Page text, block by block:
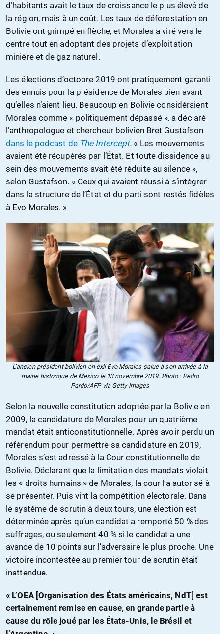
d’habitants avait le taux de croissance le plus élevé de
la région, mais à un coût. Les taux de déforestation en
Bolivie ont grimpé en flèche, et Morales a viré vers le
centre tout en adoptant des projets d’exploitation
minière et de gaz naturel.
Les élections d’octobre 2019 ont pratiquement garanti
des ennuis pour la présidence de Morales bien avant
qu’elles n’aient lieu. Beaucoup en Bolivie considéraient
Morales comme « politiquement dépassé », a déclaré
l’anthropologue et chercheur bolivien Bret Gustafson
dans le podcast de The Intercept. « Les mouvements
avaient été récupérés par l’État. Et toute dissidence au
sein des mouvements avait été réduite au silence »,
selon Gustafson. « Ceux qui avaient réussi à s’intégrer
dans la structure de l’État et du parti sont restés fidèles
à Evo Morales. »
L’ancien président bolivien en exil Evo Morales salue à son arrivée à la
mairie historique de Mexico le 13 novembre 2019. Photo : Pedro
Pardo/AFP via Getty Images
Selon la nouvelle constitution adoptée par la Bolivie en
2009, la candidature de Morales pour un quatrième
mandat était anticonstitutionnelle. Après avoir perdu un
référendum pour permettre sa candidature en 2019,
Morales s’est adressé à la Cour constitutionnelle de
Bolivie. Déclarant que la limitation des mandats violait
les « droits humains » de Morales, la cour l’a autorisé à
se présenter. Puis vint la compétition électorale. Dans
le système de scrutin à deux tours, une élection est
déterminée après qu’un candidat a remporté 50 % des
suffrages, ou seulement 40 % si le candidat a une
avance de 10 points sur l’adversaire le plus proche. Une
victoire incontestée au premier tour de scrutin était
inattendue.
« L’OEA [Organisation des États américains, NdT] est
certainement remise en cause, en grande partie à
cause du rôle joué par les États-Unis, le Brésil et